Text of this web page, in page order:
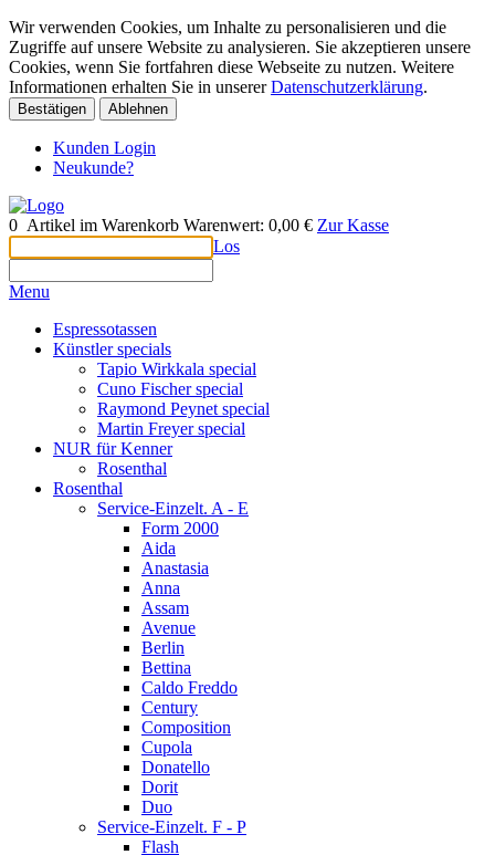
Wir verwenden Cookies, um Inhalte zu personalisieren und die
Zugriffe auf unsere Website zu analysieren. Sie akzeptieren unsere
Cookies, wenn Sie fortfahren diese Webseite zu nutzen. Weitere
Informationen erhalten Sie in unsererDatenschutzerklärung.
Bestätigen Ablehnen
Kunden Login
Neukunde?
0 Artikel im Warenkorb Warenwert: 0,00 € Zur Kasse
Los
Menu
Espressotassen
Künstler specials
Tapio Wirkkala special
Cuno Fischer special
Raymond Peynet special
Martin Freyer special
NUR für Kenner
Rosenthal
Rosenthal
Service-Einzelt. A - E
Form 2000
Aida
Anastasia
Anna
Assam
Avenue
Berlin
Bettina
Caldo Freddo
Century
Composition
Cupola
Donatello
Dorit
Duo
Service-Einzelt. F - P
Flash